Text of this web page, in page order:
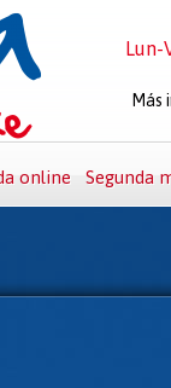
online Segunda
Lun-
Más